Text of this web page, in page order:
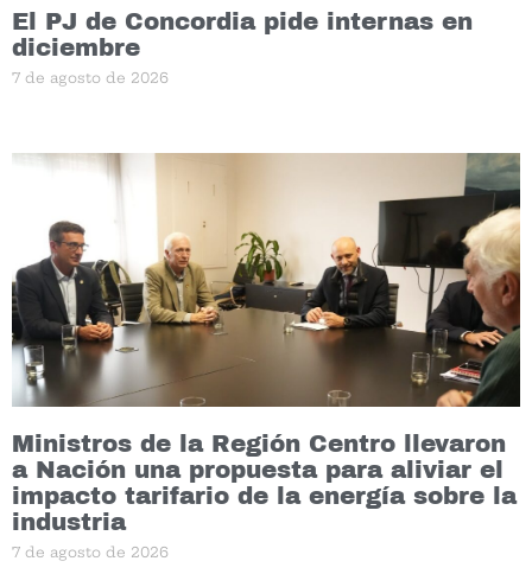
El PJ de Concordia pide internas en
diciembre
7 de agosto de 2026
Ministros de la Región Centro llevaron
a Nación una propuesta para aliviar el
impacto tarifario de la energía sobre la
industria
7 de agosto de 2026